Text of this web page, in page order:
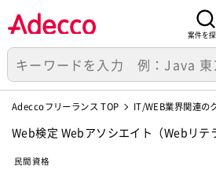
案件を
Adeccoフリーランス TOP IT/WEB業界関連の
Web検定 Webアソシエイト（Webリテ
民間資格